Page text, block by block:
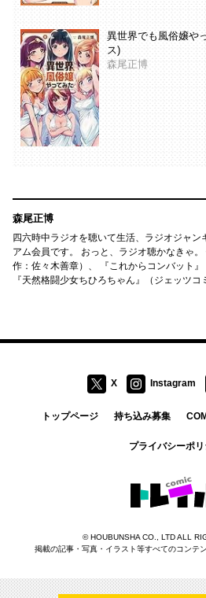
異世界でも風俗嬢や
ス)
森尾正博
森尾正博
四六時中ラジオを聴いて生活、ラジオジャン
アム会員です。 おっと、ラジオ聴かなきゃ
作：佐々木善章）、 『これからコンバット』
『天然格闘少女ちひろちゃん』（ジェッツコ
X Instagram
トップページ 持ち込み募集
プライバシーポ
コ
©HOUBUNSHA CO., LTDALL
掲載の記事・写真・イラスト等すべてのコンテ